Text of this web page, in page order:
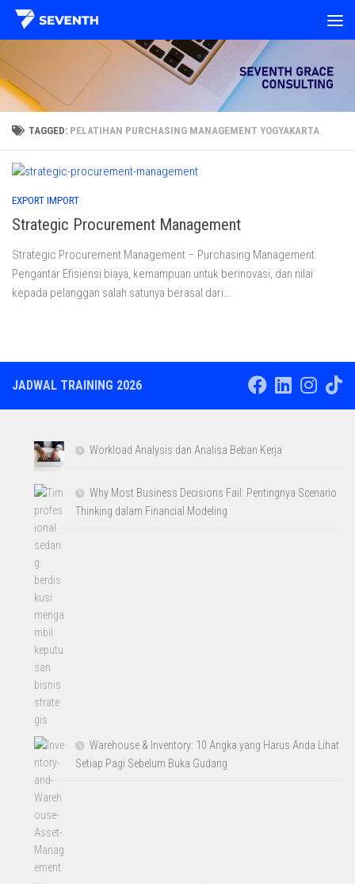
Skip to content
TAGGED: PELATIHAN PURCHASING MANAGEMENT YOGYAKARTA
EXPORT IMPORT
Strategic Procurement Management
Strategic Procurement Management – Purchasing Management
Pengantar Efisiensi biaya, kemampuan untuk berinovasi, dan nilai
kepada pelanggan salah satunya berasal dari...
JADWAL TRAINING 2026
Workload Analysis dan Analisa Beban Kerja
Why Most Business Decisions Fail: Pentingnya Scenario
Thinking dalam Financial Modeling
Warehouse & Inventory: 10 Angka yang Harus Anda Lihat
Setiap Pagi Sebelum Buka Gudang